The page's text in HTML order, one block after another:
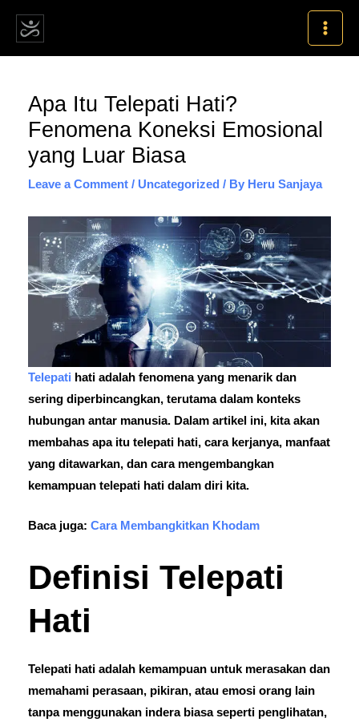
Apa Itu Telepati Hati?
Fenomena Koneksi Emosional
yang Luar Biasa
Leave a Comment / Uncategorized / By Heru Sanjaya
Telepati hati adalah fenomena yang menarik dan
sering diperbincangkan, terutama dalam konteks
hubungan antar manusia. Dalam artikel ini, kita akan
membahas apa itu telepati hati, cara kerjanya, manfaat
yang ditawarkan, dan cara mengembangkan
kemampuan telepati hati dalam diri kita.
Baca juga: Cara Membangkitkan Khodam
Definisi Telepati
Hati
Telepati hati adalah kemampuan untuk merasakan dan
memahami perasaan, pikiran, atau emosi orang lain
tanpa menggunakan indera biasa seperti penglihatan,
navigation